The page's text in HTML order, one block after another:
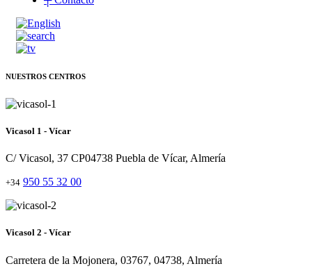
NUESTROS CENTROS
Vicasol 1 - Vícar
C/ Vicasol, 37 CP04738 Puebla de Vícar, Almería
+34 950 55 32 00
Vicasol 2 - Vícar
Carretera de la Mojonera, 03767, 04738, Almería